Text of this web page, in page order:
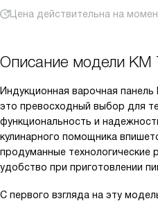
Цена действительна на
Описание модели KM
Индукционная варочная панель
это превосходный выбор для
функциональность и
кулинарного помощника
продуманные
удобство при приготовлении
С первого взгляда на эту